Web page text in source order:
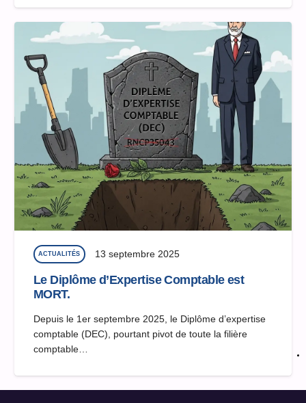
ACTUALITÉS 13 septembre 2025
Le Diplôme d’Expertise Comptable est
MORT.
Depuis le 1er septembre 2025, le Diplôme d’expertise
comptable (DEC), pourtant pivot de toute la filière
comptable…